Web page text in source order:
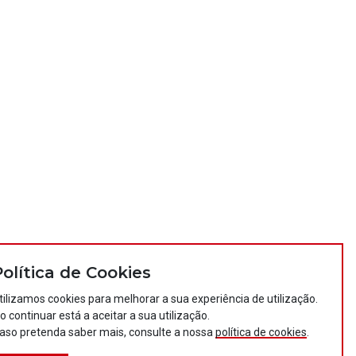
de Cookies
cookies para melhorar a sua experiência de utilização.
continuar está a aceitar a sua utilização.
pretenda saber mais, consulte a nossa política de cookies